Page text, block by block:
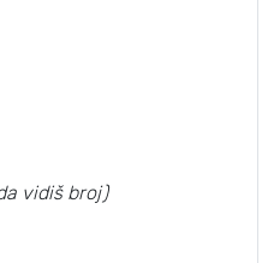
vidiš broj)